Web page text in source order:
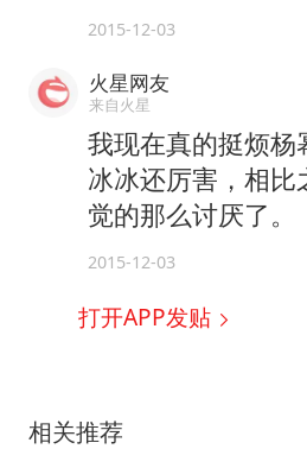
2015-12-03
火星网友
来自火星
我现在真的挺烦杨
冰冰还厉害，相
觉的那么讨厌了。
2015-12-03
打开APP发贴
相关推荐